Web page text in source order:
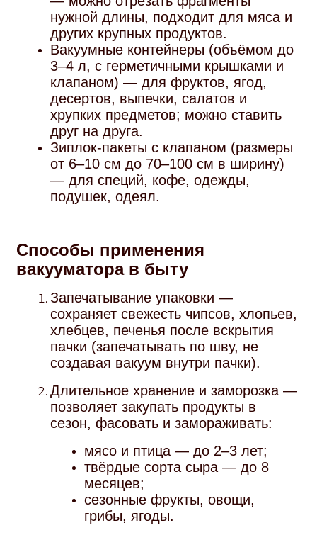
нужной длины, подходит для мяса и
других крупных продуктов.
Вакуумные контейнеры (объёмом до
3–4 л, с герметичными крышками и
клапаном) — для фруктов, ягод,
десертов, выпечки, салатов и
хрупких предметов; можно ставить
друг на друга.
Зиплок‑пакеты с клапаном (размеры
от 6–10 см до 70–100 см в ширину)
— для специй, кофе, одежды,
подушек, одеял.
Способы применения
вакууматора в быту
Запечатывание упаковки —
сохраняет свежесть чипсов, хлопьев,
хлебцев, печенья после вскрытия
пачки (запечатывать по шву, не
создавая вакуум внутри пачки).
Длительное хранение и заморозка —
позволяет закупать продукты в
сезон, фасовать и замораживать:
мясо и птица — до 2–3 лет;
твёрдые сорта сыра — до 8
месяцев;
сезонные фрукты, овощи,
грибы, ягоды.